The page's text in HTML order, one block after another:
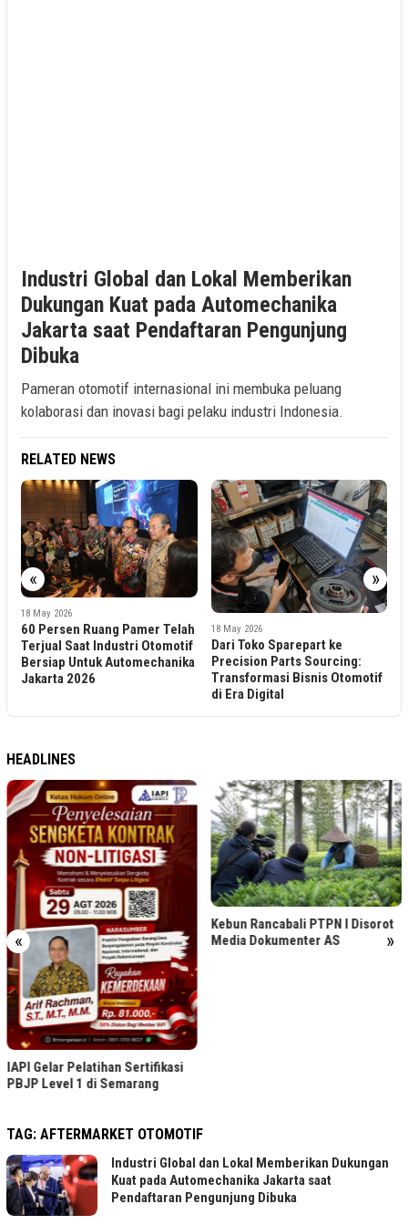
Industri Global dan Lokal Memberikan
Dukungan Kuat pada Automechanika
Jakarta saat Pendaftaran Pengunjung
Dibuka
Pameran otomotif internasional ini membuka peluang
kolaborasi dan inovasi bagi pelaku industri Indonesia.
RELATED NEWS
« »
18 May 2026
60 Persen Ruang Pamer Telah
Terjual Saat Industri Otomotif
Bersiap Untuk Automechanika
Jakarta 2026
18 May 2026
Dari Toko Sparepart ke
Precision Parts Sourcing:
Transformasi Bisnis Otomotif
di Era Digital
HEADLINES
« »
IAPI Gelar Pelatihan Sertifikasi
PBJP Level 1 di Semarang
Kebun Rancabali PTPN I Disorot
Media Dokumenter AS
TAG: AFTERMARKET OTOMOTIF
Industri Global dan Lokal Memberikan Dukungan
Kuat pada Automechanika Jakarta saat
Pendaftaran Pengunjung Dibuka